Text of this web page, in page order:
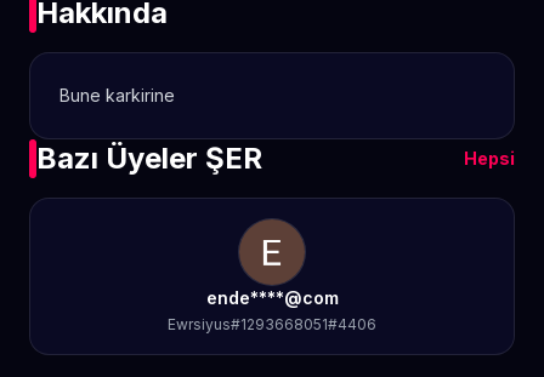
Hakkında
Bune karkirine
Bazı Üyeler ŞER Hepsi
ende****@com
Ewrsiyus#1293668051#4406